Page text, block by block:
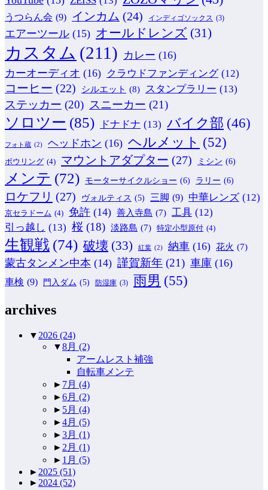
うつらん会 (9) インカム (24) インディゴソックス (3)
エアーツール (15) オールドレンズ (31)
カスタム (211) カレー (16)
カーオーディオ (16) クラウドファンディング (12)
コーヒー (22) シルエット (8) スタンプラリー (13)
ステッカー (20) スニーカー (21)
ソロツー (85) ドナドナ (13) バイク部 (46)
フォト蔵 (2) ヘッドホン (16) ヘルメット (52)
ボウリング (4) マウントアダプター (27) ミシン (6)
メンテ (72) モーターサイクルショー (6) ラリー (6)
ロケフリ (27) ヴォルティス (5) 三脚 (9) 中華レンズ (12)
京セラドーム (4) 免許 (14) 善入寺島 (7) 工具 (12)
引っ越し (13) 桜 (18) 淡路島 (7) 特定小型原付 (4)
生観戦 (74) 破壊 (33) 紅葉 (2) 納車 (16) 花火 (7)
蒙古タンメン中本 (14) 謹賀新年 (21) 車庫 (16)
車検 (9) 門入ダム (5) 防湿庫 (3) 雨男 (55)
archives
▼ 2026 (24)
▼8月 (2)
アームレスト補強
自転車メンテ
► 7月 (4)
►6月 (2)
► 5月 (4)
►4月 (5)
►3月 (1)
► 2月 (1)
► 1月 (5)
► 2025 (51)
► 2024 (52)